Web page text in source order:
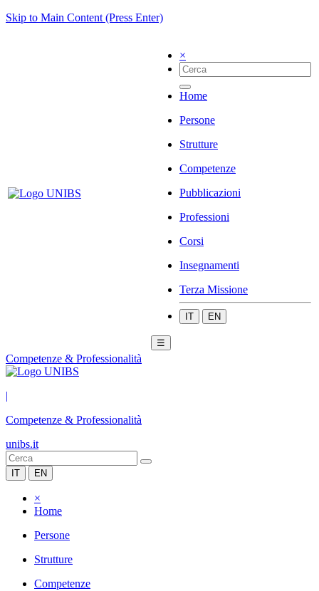
Skip to Main Content (Press Enter)
×
Home
Persone
Strutture
Competenze
Pubblicazioni
Professioni
Corsi
Insegnamenti
Terza Missione
IT EN
☰
Competenze & Professionalità
|
Competenze & Professionalità
unibs.it
IT EN
×
Home
Persone
Strutture
Competenze